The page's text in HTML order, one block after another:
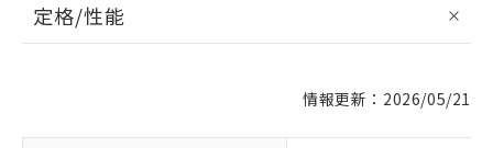
定格/性能
情報更新：2026/05/21